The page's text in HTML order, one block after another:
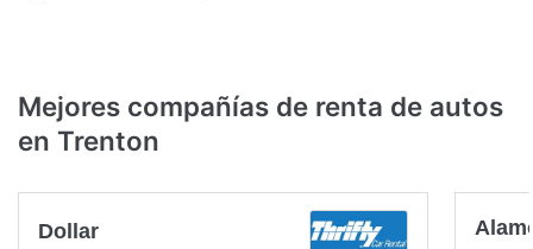
Mejores compañías de renta de autos
en Trenton
Dollar